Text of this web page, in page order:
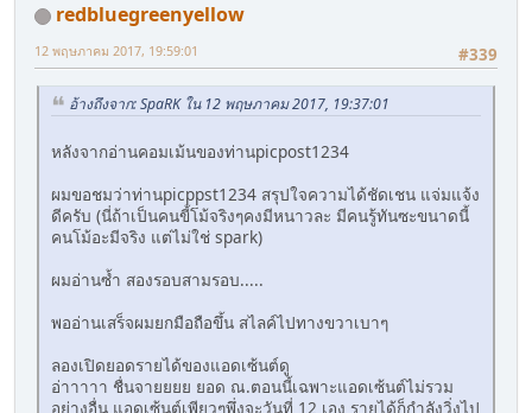
redbluegreenyellow
#339
12 พฤษภาคม 2017, 19:59:01
อ้างถึงจาก: SpaRK ใน 12 พฤษภาคม 2017, 19:37:01
หลังจากอ่านคอมเม้นของท่านpicpost1234
ผมขอชมว่าท่านpicppst1234 สรุปใจความได้ชัดเชน แจ่มแจ้ง
ดีครับ (นี่ถ้าเป็นคนขี้โม้จริงๆคงมีหนาวละ มีคนรู้ทันซะขนาดนี้
คนโม้อะมีจริง แต่ไม่ใช่ spark)
ผมอ่านซ้ำ สองรอบสามรอบ.....
พออ่านเสร็จผมยกมือถือขึ้น สไลค์ไปทางขวาเบาๆ
ลองเปิดยอดรายได้ของแอดเซ้นต์ดู
อ่าาาาา ชื่นจายยยย ยอด ณ.ตอนนี้เฉพาะแอดเซ้นต์ไม่รวม
อย่างอื่น แอดเซ้นต์เพียวๆพึ่งจะวันที่ 12 เอง รายได้ก็กำลังวิ่งไป